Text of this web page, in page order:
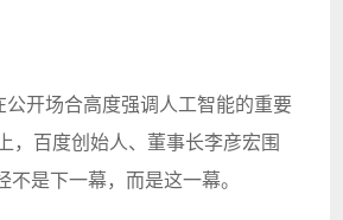
开场合高度强调人工智能的重要
，百度创始人、董事长李彦宏围
是下一幕，而是这一幕。